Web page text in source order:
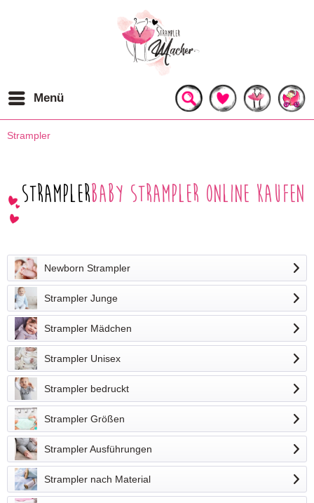
Menü
Strampler
StramplerBaby Strampler online kaufen
Newborn Strampler
Strampler Junge
Strampler Mädchen
Strampler Unisex
Strampler bedruckt
Strampler Größen
Strampler Ausführungen
Strampler nach Material